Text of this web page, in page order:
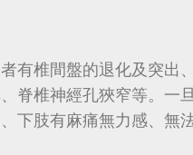
有椎間盤的退化及突出
脊椎神經孔狹窄等。一
下肢有麻痛無力感、無